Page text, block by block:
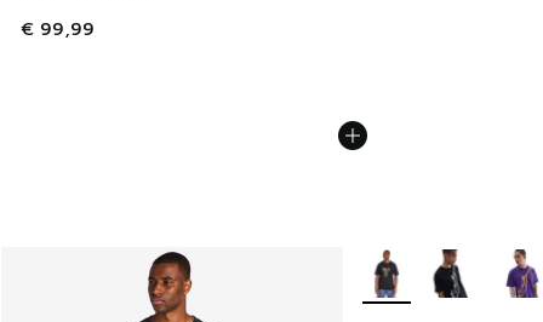
€ 99,99
Meer kleuren